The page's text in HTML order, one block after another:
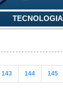
TECNOLOGIA
143 144 145